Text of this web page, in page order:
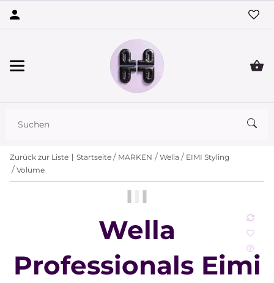
Zurück zur Liste Startseite MARKEN Wella
EIMI Styling
Volume
Wella
Professionals Eimi